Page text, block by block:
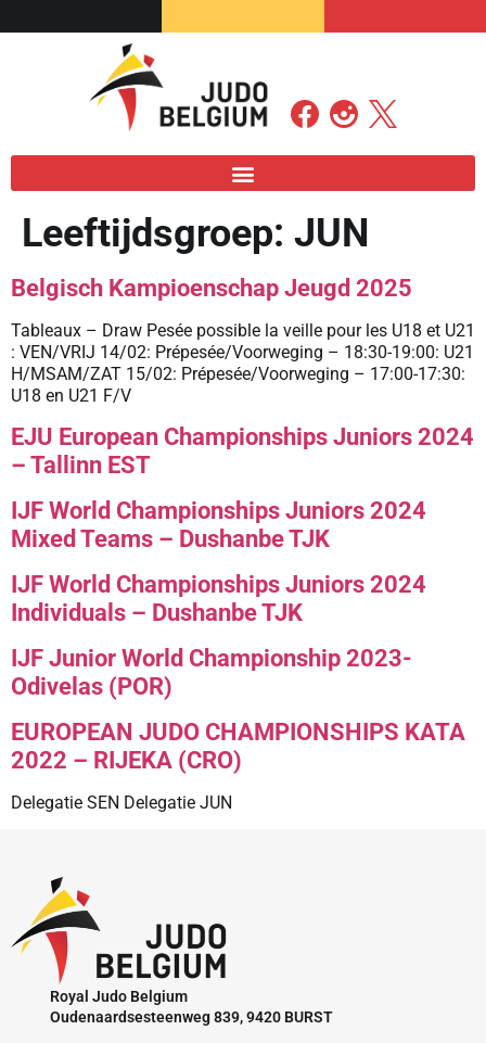
Leeftijdsgroep: JUN
Belgisch Kampioenschap Jeugd 2025
Tableaux – Draw Pesée possible la veille pour les U18 et U21
: VEN/VRIJ 14/02: Prépesée/Voorweging – 18:30-19:00: U21
H/MSAM/ZAT 15/02: Prépesée/Voorweging – 17:00-17:30:
U18 en U21 F/V
EJU European Championships Juniors 2024
– Tallinn EST
IJF World Championships Juniors 2024
Mixed Teams – Dushanbe TJK
IJF World Championships Juniors 2024
Individuals – Dushanbe TJK
IJF Junior World Championship 2023-
Odivelas (POR)
EUROPEAN JUDO CHAMPIONSHIPS KATA
2022 – RIJEKA (CRO)
Delegatie SEN Delegatie JUN
Royal Judo Belgium
Oudenaardsesteenweg 839, 9420 BURST